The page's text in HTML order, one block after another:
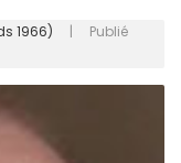
1966) | Publié